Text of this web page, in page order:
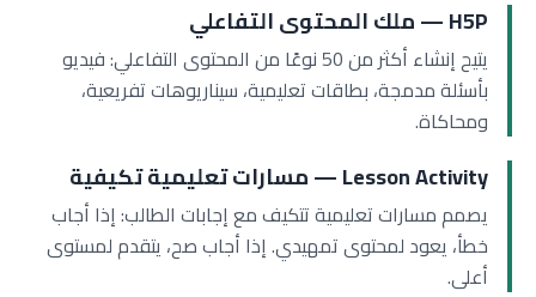
H5P — ملك المحتوى التفاعلي
يتيح إنشاء أكثر من 50 نوعًا من المحتوى التفاعلي: فيديو
بأسئلة مدمجة، بطاقات تعليمية، سيناريوهات تفريعية،
ومحاكاة.
Lesson Activity — مسارات تعليمية تكيفية
يصمم مسارات تعليمية تتكيف مع إجابات الطالب: إذا أجاب
خطأ، يعود لمحتوى تمهيدي. إذا أجاب صح، يتقدم لمستوى
أعلى.